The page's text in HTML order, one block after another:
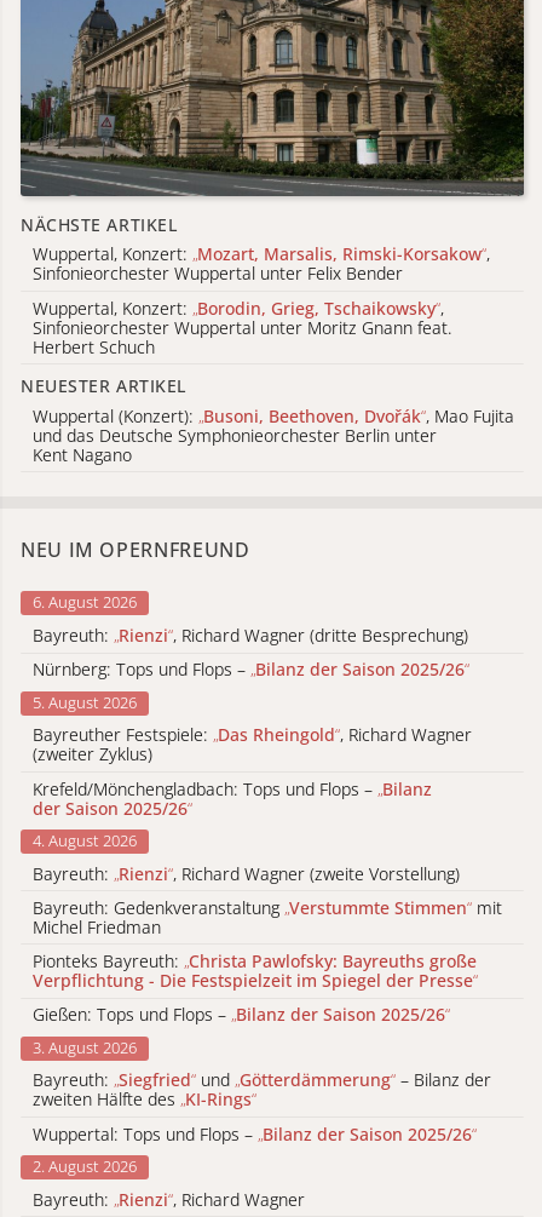
NÄCHSTE ARTIKEL
Wuppertal, Konzert: „Mozart, Marsalis, Rimski-Korsakow“,
Sinfonieorchester Wuppertal unter Felix Bender
Wuppertal, Konzert: „Borodin, Grieg, Tschaikowsky“,
Sinfonieorchester Wuppertal unter Moritz Gnann feat.
Herbert Schuch
NEUESTER ARTIKEL
Wuppertal (Konzert): „Busoni, Beethoven, Dvořák“, Mao Fujita
und das Deutsche Symphonieorchester Berlin unter
Kent Nagano
NEU IM OPERNFREUND
6. August 2026
Bayreuth: „Rienzi“, Richard Wagner (dritte Besprechung)
Nürnberg: Tops und Flops – „Bilanz der Saison 2025/26“
5. August 2026
Bayreuther Festspiele: „Das Rheingold“, Richard Wagner
(zweiter Zyklus)
Krefeld/Mönchengladbach: Tops und Flops – „Bilanz
der Saison 2025/26“
4. August 2026
Bayreuth: „Rienzi“, Richard Wagner (zweite Vorstellung)
Bayreuth: Gedenkveranstaltung „Verstummte Stimmen“ mit
Michel Friedman
Pionteks Bayreuth: „Christa Pawlofsky: Bayreuths große
Verpflichtung - Die Festspielzeit im Spiegel der Presse“
Gießen: Tops und Flops – „Bilanz der Saison 2025/26“
3. August 2026
Bayreuth: „Siegfried“ und „Götterdämmerung“ – Bilanz der
zweiten Hälfte des „KI-Rings“
Wuppertal: Tops und Flops – „Bilanz der Saison 2025/26“
2. August 2026
Bayreuth: „Rienzi“, Richard Wagner